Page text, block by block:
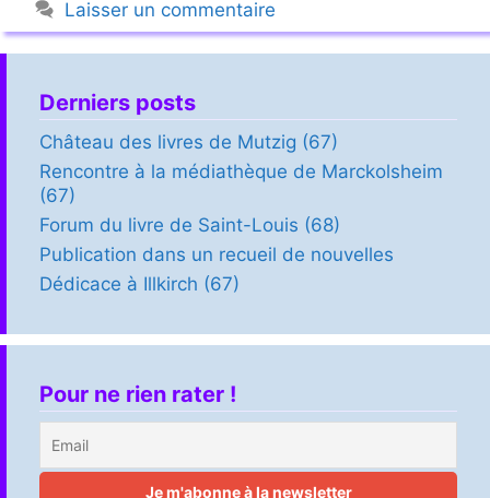
Laisser un commentaire
Derniers posts
Château des livres de Mutzig (67)
Rencontre à la médiathèque de Marckolsheim
(67)
Forum du livre de Saint-Louis (68)
Publication dans un recueil de nouvelles
Dédicace à Illkirch (67)
Pour ne rien rater !